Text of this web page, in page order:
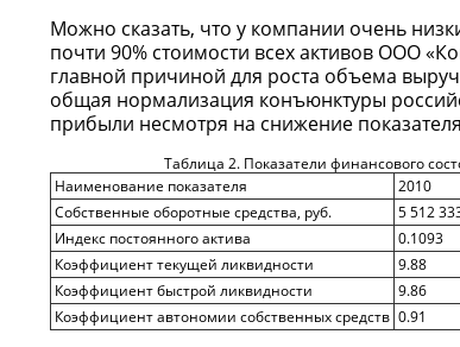
Можно сказать, что у компании очень
почти 90% стоимости всех активов ООО
главной причиной для роста объема
общая нормализация конъюнктуры
прибыли несмотря на снижение
Таблица 2. Показатели финансового
Наименование показателя
2010
Собственные оборотные средства, руб.
5 512
Индекс постоянного актива
0.1093
Коэффициент текущей ликвидности
9.88
Коэффициент быстрой ликвидности
9.86
Коэффициент автономии собственных средств 0.91